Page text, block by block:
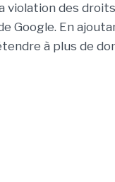
violation des
Google. En
à plus de